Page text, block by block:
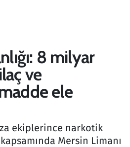
8 milyar
ve
ele
ekiplerince narkotik
Mersin Limanı